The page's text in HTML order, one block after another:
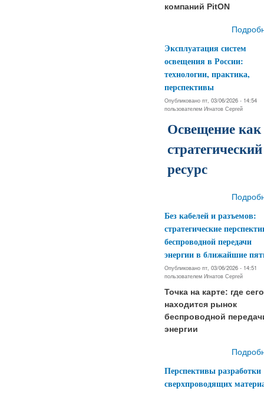
компаний PitON
Эксплуатация систем
освещения в России:
технологии, практика,
перспективы
Опубликовано пт, 03/06/2026 - 14:54
пользователем Игнатов Сергей
Освещение как
стратегический
ресурс
Без кабелей и разъемов:
стратегические
беспроводной передачи
энергии в ближайшие
Опубликовано пт, 03/06/2026 - 14:51
пользователем Игнатов Сергей
Точка на карте: где
находится рынок
беспроводной
энергии
Перспективы разработки
сверхпроводящих